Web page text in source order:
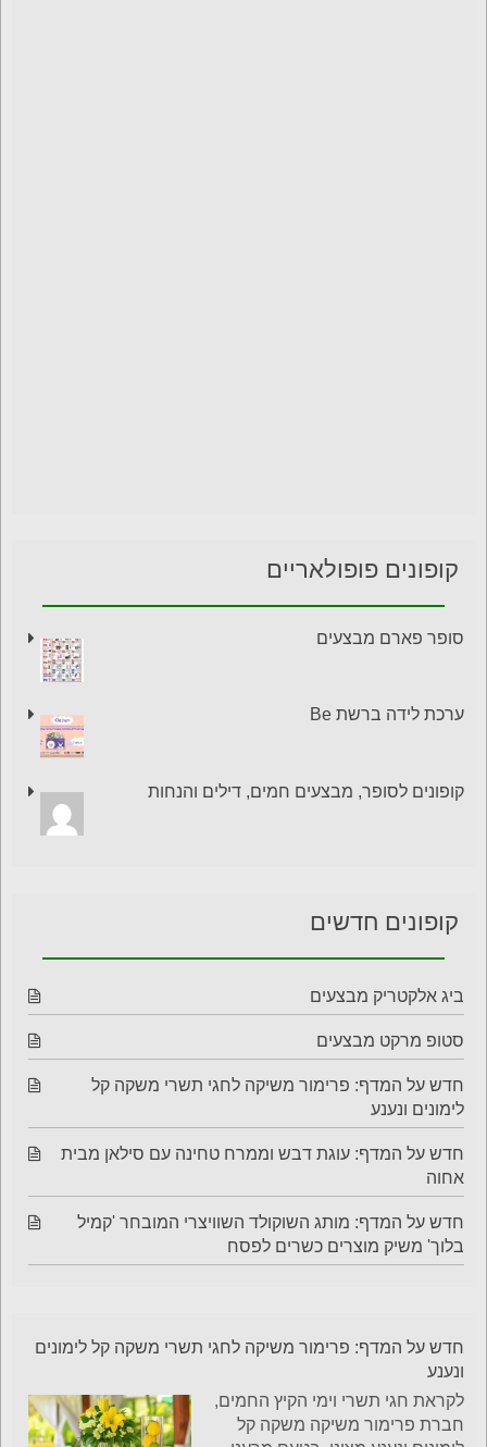
קופונים פופולאריים
סופר פארם מבצעים
ערכת לידה ברשת Be
קופונים לסופר, מבצעים חמים, דילים והנחות
קופונים חדשים
ביג אלקטריק מבצעים
סטופ מרקט מבצעים
חדש על המדף: פרימור משיקה לחגי תשרי משקה קל
לימונים ונענע
חדש על המדף: עוגת דבש וממרח טחינה עם סילאן מבית
אחוה
חדש על המדף: מותג השוקולד השוויצרי המובחר 'קמיל
בלוך' משיק מוצרים כשרים לפסח
חדש על המדף: פרימור משיקה לחגי תשרי משקה קל לימונים
ונענע
לקראת חגי תשרי וימי הקיץ החמים,
חברת פרימור משיקה משקה קל